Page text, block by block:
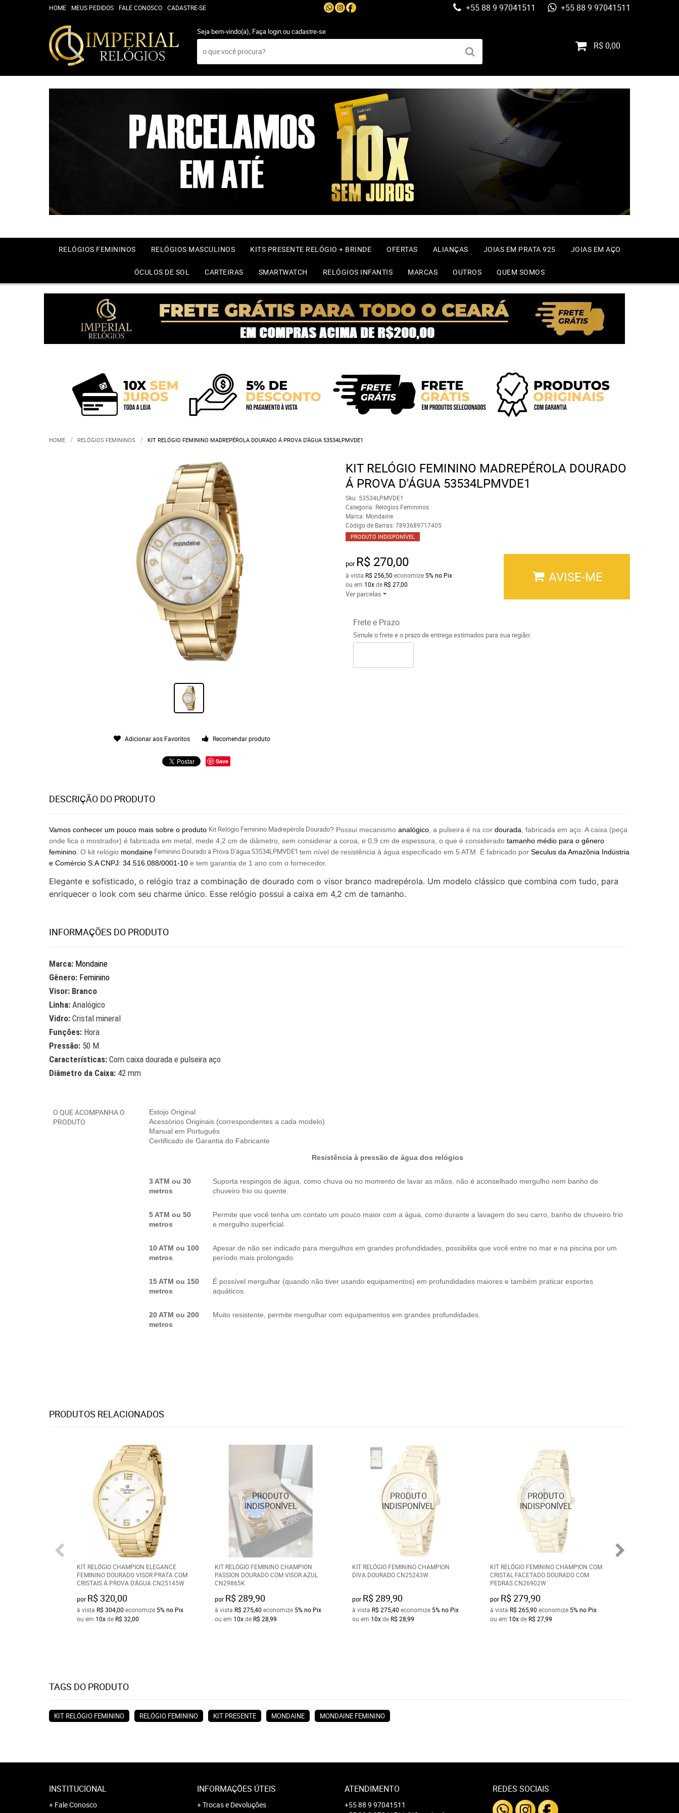
HOME MEUS PEDIDOS FALE CONOSCO CADASTRE-SE +55 88 9 97041511 +55 88 9 97041511
Seja bem-vindo(a), Faça loginoucadastre-se
R$ 0,00
RELÓGIOS FEMININOS RELÓGIOS MASCULINOS KITS PRESENTE RELÓGIO + BRINDE OFERTAS ALIANÇAS JOIAS EM PRATA 925 JOIAS EM AÇO
ÓCULOS DE SOL CARTEIRAS SMARTWATCH RELÓGIOS INFANTIS MARCAS OUTROS QUEM SOMOS
HOME RELÓGIOS FEMININOS KIT RELÓGIO FEMININO MADREPÉROLA DOURADO Á PROVA D'ÁGUA 53534LPMVDE1
Adicionar aos Favoritos Recomendar produto
Save
KIT RELÓGIO FEMININO MADREPÉROLA DOURADO
Á PROVA D'ÁGUA 53534LPMVDE1
Sku: 53534LPMVDE1
Categoria: Relógios Femininos
Marca: Mondaine
Código de Barras: 7893689717405
PRODUTO INDISPONÍVEL
por R$ 270,00
à vista R$ 256,50 economize 5% no Pix
ou em 10xde R$ 27,00
Ver parcelas
AVISE-ME
Frete e Prazo
Simule o frete e o prazo de entrega estimados para sua região:
DESCRIÇÃO DO PRODUTO
Vamos conhecer um pouco mais sobre o produto Kit Relógio Feminino Madrepérola Dourado? Possui mecanismo analógico , a pulseira é na cor dourada , fabricada em aço. A caixa (peça
onde fica o mostrador) é fabricada em metal, mede 4,2 cm de diâmetro, sem considerar a coroa, e 0,9 cm de espessura, o que é considerado tamanho médio para o gênero
feminino . O kit relógio mondaine Feminino Dourado á Prova D'água 53534LPMVDE1 tem nível de resistência à água especificado em 5 ATM. É fabricado por Seculus da Amazônia Indústria
e Comércio S.A CNPJ: 34.516.088/0001-10 e tem garantia de 1 ano com o fornecedor.
Elegante e sofisticado, o relógio traz a combinação de dourado com o visor branco madrepérola. Um modelo clássico que combina com tudo, para
enriquecer o look com seu charme único. Esse relógio possui a caixa em 4,2 cm de tamanho.
INFORMAÇÕES DO PRODUTO
Marca: Mondaine
Gênero: Feminino
Visor: Branco
Linha: Analógico
Vidro: Cristal mineral
Funções: Hora
Pressão: 50 M
Características: Com caixa dourada e pulseira aço
Diâmetro da Caixa: 42 mm
O QUE ACOMPANHA O
PRODUTO
Estojo Original
Acessórios Originais (correspondentes a cada modelo)
Manual em Português
Certificado de Garantia do Fabricante
Resistência à pressão de água dos relógios
3 ATM ou 30
metros
Suporta respingos de água, como chuva ou no momento de lavar as mãos, não é aconselhado mergulho nem banho de
chuveiro frio ou quente.
5 ATM ou 50
metros
Permite que você tenha um contato um pouco maior com a água, como durante a lavagem do seu carro, banho de chuveiro frio
e mergulho superficial.
10 ATM ou 100
metros
Apesar de não ser indicado para mergulhos em grandes profundidades, possibilita que você entre no mar e na piscina por um
período mais prolongado.
15 ATM ou 150
metros
É possível mergulhar (quando não tiver usando equipamentos) em profundidades maiores e também praticar esportes
aquáticos.
20 ATM ou 200
metros
Muito resistente, permite mergulhar com equipamentos em grandes profundidades.
PRODUTOS RELACIONADOS
KIT RELÓGIO CHAMPION ELEGANCE
FEMININO DOURADO VISOR PRATA COM
CRISTAIS Á PROVA D'ÁGUA CN25145W
por R$ 320,00
à vista R$ 304,00 economize 5%no Pix
ou em 10xde R$ 32,00
KIT RELÓGIO FEMININO CHAMPION
PASSION DOURADO COM VISOR AZUL
CN29865K
por R$ 289,90
à vista R$ 275,40 economize 5% no Pix
ou em 10xde R$ 28,99
KIT RELÓGIO FEMININO CHAMPION
DIVA DOURADO CN25243W
por R$ 289,90
à vista R$ 275,40 economize 5%no Pix
ou em 10xde R$ 28,99
KIT RELÓGIO FEMININO CHAMPION COM
CRISTAL FACETADO DOURADO COM
PEDRAS CN26902W
por R$ 279,90
à vista R$ 265,90 economize 5% no Pix
ou em 10xde R$ 27,99
TAGS DO PRODUTO
KIT RELÓGIO FEMININO RELÓGIO FEMININO KIT PRESENTE MONDAINE MONDAINE FEMININO
INSTITUCIONAL
Fale Conosco
INFORMAÇÕES ÚTEIS
Trocas e Devoluções
ATENDIMENTO
+55 88 9 97041511
REDES SOCIAIS